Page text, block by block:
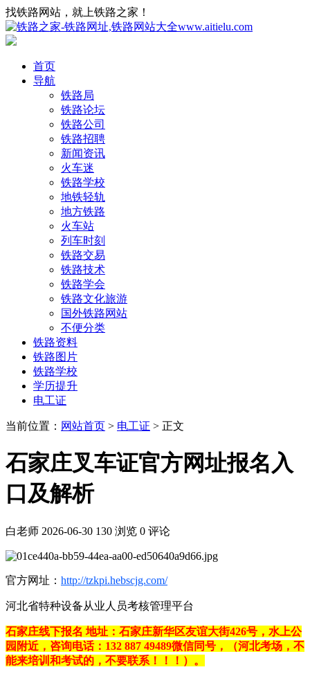
找铁路网站，就上铁路之家！
首页
导航
铁路局
铁路论坛
铁路公司
铁路招聘
新闻资讯
火车迷
铁路学校
地铁轻轨
地方铁路
火车站
列车时刻
铁路交易
铁路技术
铁路学会
铁路文化旅游
国外铁路网站
不便分类
铁路资料
铁路图片
铁路学校
学历提升
电工证
当前位置： 网站首页 > 电工证 > 正文
石家庄叉车证官方网址报名入
口及解析
白老师 2026-06-30 130 浏览 0 评论
官方网址： http://tzkpi.hebscjg.com/
河北省特种设备从业人员考核管理平台
石家庄线下报名 地址：石家庄新华区友谊大街426号，水上公
园附近，咨询电话： 132 887 49489微信同号，（河北考场，不
能来培训和考试的，不要联系！！！）。